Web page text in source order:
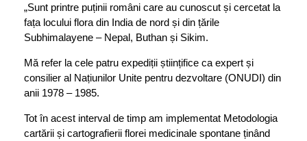
„Sunt printre puținii români care au cunoscut și cercetat la
fața locului flora din India de nord și din țările
Subhimalayene – Nepal, Buthan și Sikim.
Mă refer la cele patru expediții științifice ca expert și
consilier al Națiunilor Unite pentru dezvoltare (ONUDI) din
anii 1978 – 1985.
Tot în acest interval de timp am implementat Metodologia
cartării și cartografierii florei medicinale spontane ținând